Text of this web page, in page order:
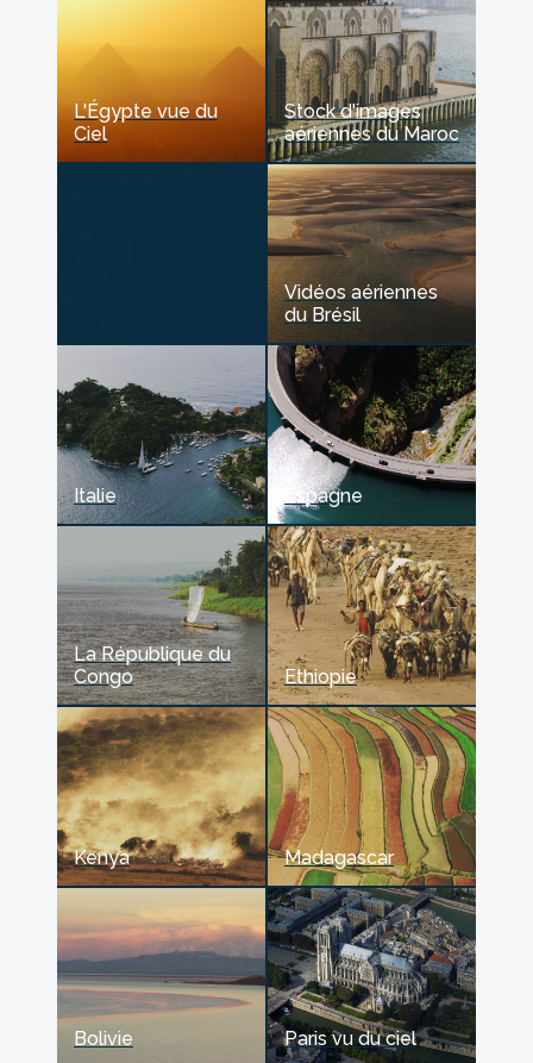
L'Égypte vue du
Ciel
Stock d'images
aériennes du Maroc
Vidéos aériennes
du Brésil
Italie Espagne
La République du
Congo
Ethiopie
Kenya Madagascar
Bolivie Paris vu du ciel